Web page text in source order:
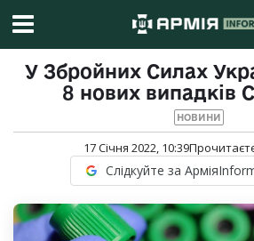
У Збройних Силах
8 нових випадків
НОВИНИ
17 Січня 2022, 10:39
Слідкуйте за